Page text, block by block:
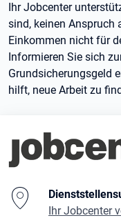
Ihr Jobcenter
sind, keinen Anspruch
Einkommen nicht für
Informieren Sie sich
Grundsicherungsgeld
hilft, neue Arbeit zu
Branding-
Ihr Jobcenter